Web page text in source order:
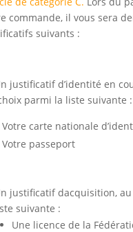
commande, il vous sera
suivants :
justificatif d’identité en
parmi la liste suivante :
Votre carte nationale
Votre passeport
justificatif dacquisition,
suivante :
Une licence de la